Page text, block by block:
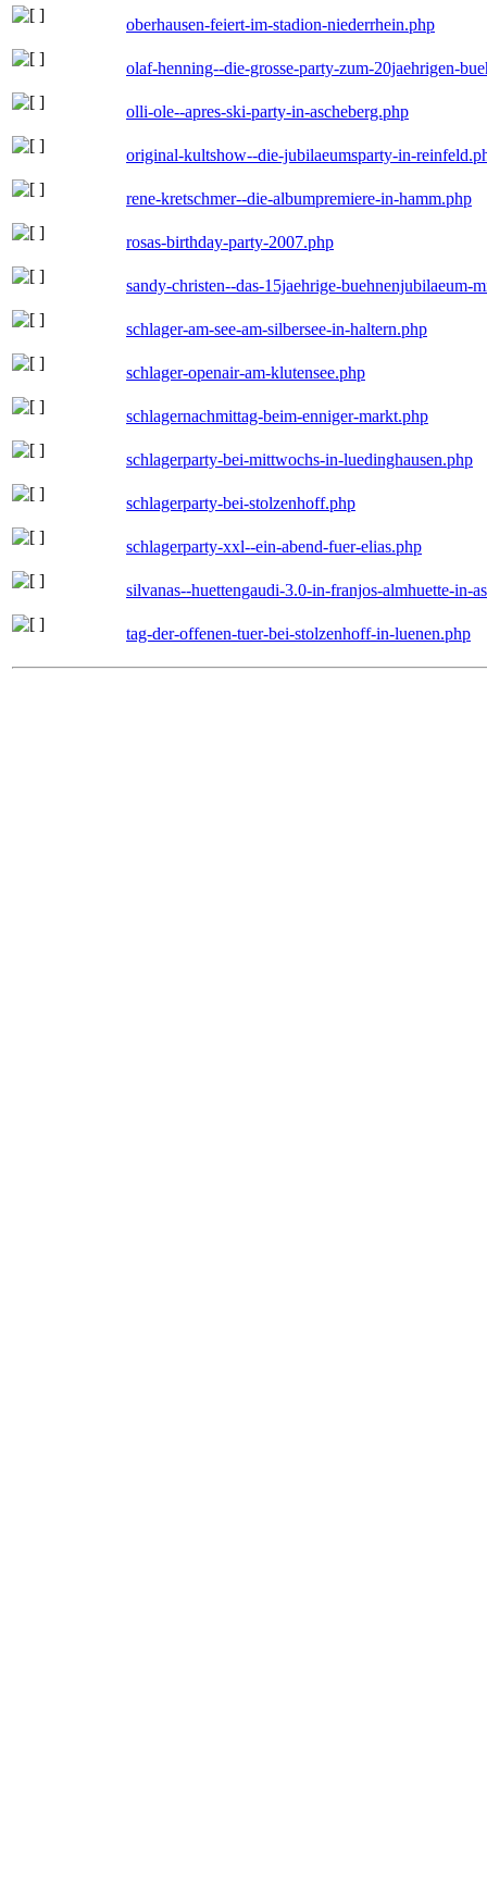
oberhausen-feiert-im-stadion-niederrhein.php
olaf-henning--die-grosse-party-zum-20jaehrigen-
olli-ole--apres-ski-party-in-ascheberg.php
original-kultshow--die-jubilaeumsparty-in-
rene-kretschmer--die-albumpremiere-in-hamm.php
rosas-birthday-party-2007.php
sandy-christen--das-15jaehrige-buehnenjubilaeum-
schlager-am-see-am-silbersee-in-haltern.php
schlager-openair-am-klutensee.php
schlagernachmittag-beim-enniger-markt.php
schlagerparty-bei-mittwochs-in-luedinghausen.php
schlagerparty-bei-stolzenhoff.php
schlagerparty-xxl--ein-abend-fuer-elias.php
silvanas--huettengaudi-3.0-in-franjos-almhuette-in-
tag-der-offenen-tuer-bei-stolzenhoff-in-luenen.php